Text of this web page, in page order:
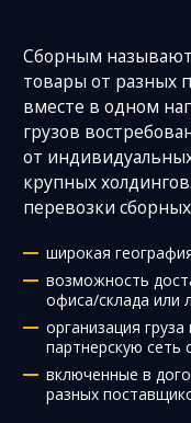
Сборным
товары от разных
вместе в одном
грузов
от
крупных
перевозки
широкая
возможность
офиса/склада или
организация
партнерскую сеть
включенные в
разных